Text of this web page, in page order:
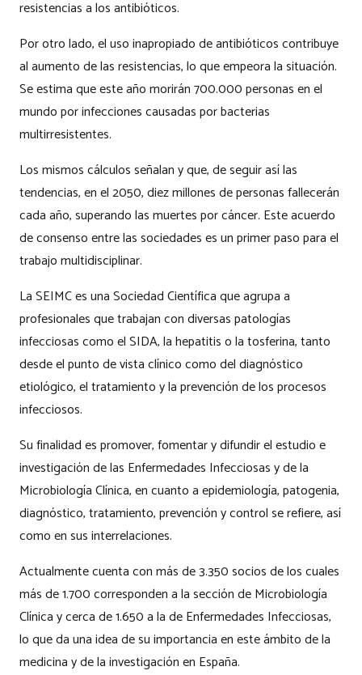
resistencias a los antibióticos.
Por otro lado, el uso inapropiado de antibióticos contribuye
al aumento de las resistencias, lo que empeora la situación.
Se estima que este año morirán 700.000 personas en el
mundo por infecciones causadas por bacterias
multirresistentes.
Los mismos cálculos señalan y que, de seguir así las
tendencias, en el 2050, diez millones de personas fallecerán
cada año, superando las muertes por cáncer. Este acuerdo
de consenso entre las sociedades es un primer paso para el
trabajo multidisciplinar.
La SEIMC es una Sociedad Científica que agrupa a
profesionales que trabajan con diversas patologías
infecciosas como el SIDA, la hepatitis o la tosferina, tanto
desde el punto de vista clínico como del diagnóstico
etiológico, el tratamiento y la prevención de los procesos
infecciosos.
Su finalidad es promover, fomentar y difundir el estudio e
investigación de las Enfermedades Infecciosas y de la
Microbiología Clínica, en cuanto a epidemiología, patogenia,
diagnóstico, tratamiento, prevención y control se refiere, así
como en sus interrelaciones.
Actualmente cuenta con más de 3.350 socios de los cuales
más de 1.700 corresponden a la sección de Microbiología
Clínica y cerca de 1.650 a la de Enfermedades Infecciosas,
lo que da una idea de su importancia en este ámbito de la
medicina y de la investigación en España.